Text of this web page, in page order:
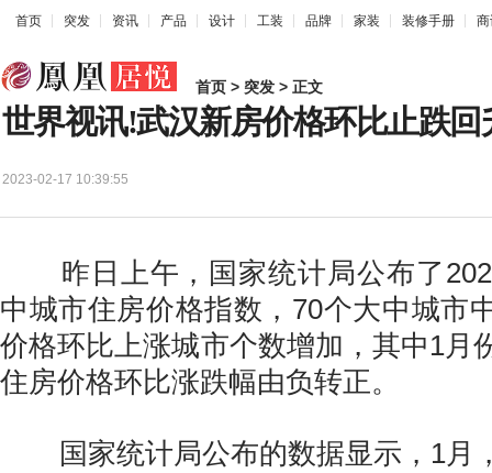
首页 突发 资讯 产品 设计 工装 品牌 家装 装修手册
首页 > 突发 > 正文
世界视讯!武汉新房价格环比止跌回
2023-02-17 10:39:55
昨日上午，国家统计局公布了
中城市住房价格指数，70个大中城市
价格环比上涨城市个数增加，其中1月
住房价格环比涨跌幅由负转正。
国家统计局公布的数据显示，1月